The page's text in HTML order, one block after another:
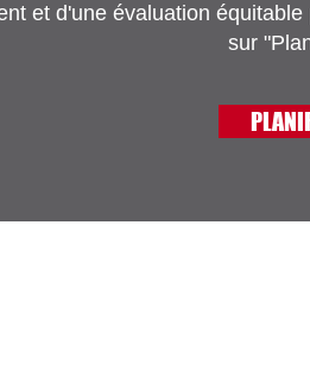
et d'une évaluation
sur